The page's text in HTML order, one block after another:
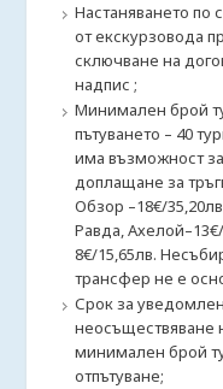
Настаняването по
от екскурзовода
сключване на
надпис ;
Минимален брой
пътуването – 40
има възможност
доплащане за
Обзор –18€/
Равда,
8€/15,65лв.
трансфер не е
Срок за
неосъществяване
минимален брой
отпътуване;